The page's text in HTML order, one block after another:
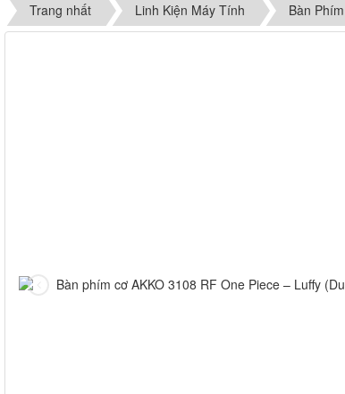
Trang nhất Linh Kiện Máy Tính Bàn Phím